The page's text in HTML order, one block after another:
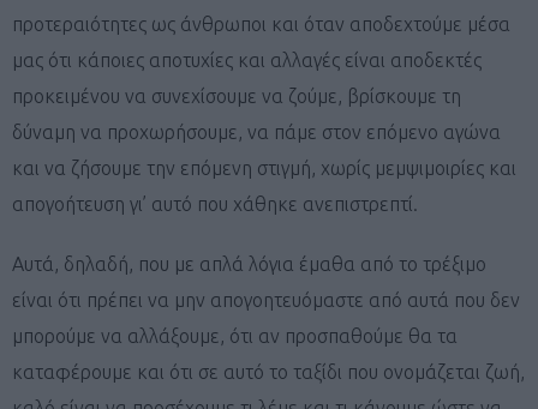
προτεραιότητες ως άνθρωποι και όταν αποδεχτούμε μέσα
μας ότι κάποιες αποτυχίες και αλλαγές είναι αποδεκτές
προκειμένου να συνεχίσουμε να ζούμε, βρίσκουμε τη
δύναμη να προχωρήσουμε, να πάμε στον επόμενο αγώνα
και να ζήσουμε την επόμενη στιγμή, χωρίς μεμψιμοιρίες και
απογοήτευση γι’ αυτό που χάθηκε ανεπιστρεπτί.
Αυτά, δηλαδή, που με απλά λόγια έμαθα από το τρέξιμο
είναι ότι πρέπει να μην απογοητευόμαστε από αυτά που δεν
μπορούμε να αλλάξουμε, ότι αν προσπαθούμε θα τα
καταφέρουμε και ότι σε αυτό το ταξίδι που ονομάζεται ζωή,